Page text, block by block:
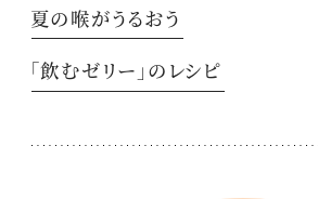
夏の喉がうるおう
「飲むゼリー」のレシピ